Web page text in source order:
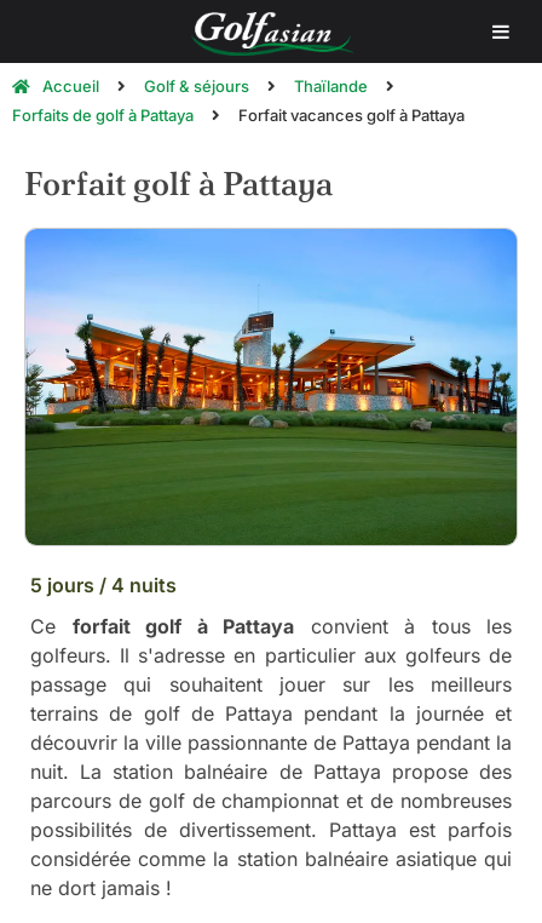
Accueil Golf & séjours
Thaïlande
Forfaits de golf à Pattaya
Forfait vacances golf à Pattaya
Forfait golf à Pattaya
5 jours / 4 nuits
Ce forfait golf à Pattaya convient à tous les
golfeurs. Il s'adresse en particulier aux golfeurs de
passage qui souhaitent jouer sur les meilleurs
terrains de golf de Pattaya pendant la journée et
découvrir la ville passionnante de Pattaya pendant la
nuit. La station balnéaire de Pattaya propose des
parcours de golf de championnat et de nombreuses
possibilités de divertissement. Pattaya est parfois
considérée comme la station balnéaire asiatique qui
ne dort jamais !